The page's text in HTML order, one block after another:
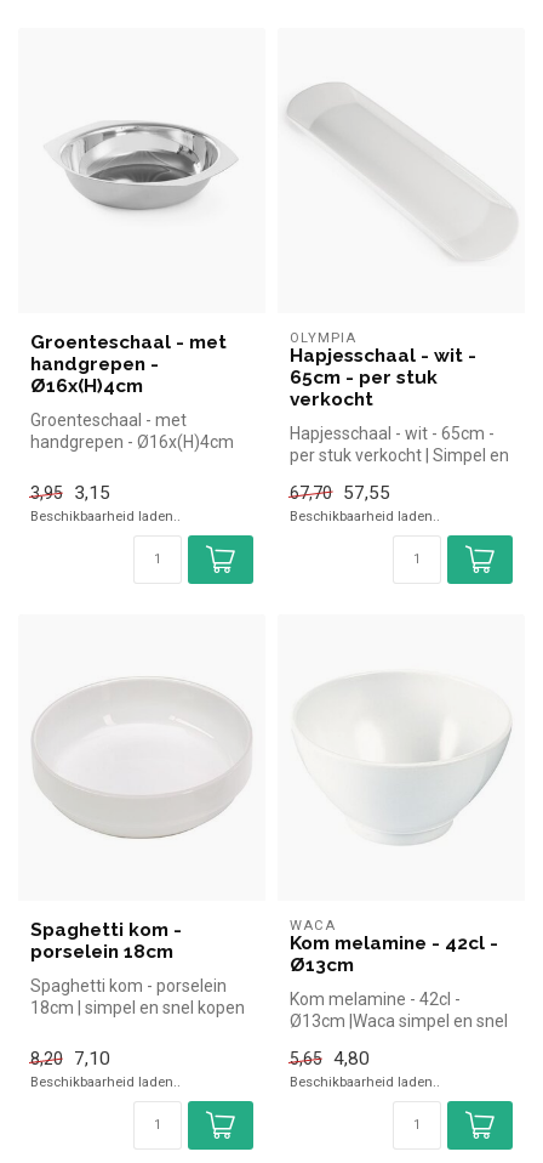
Groenteschaal - met
handgrepen -
Ø16x(H)4cm
Groenteschaal - met
handgrepen - Ø16x(H)4cm
voor in ...
3,95 3,15
Beschikbaarheid laden..
OLYMPIA
Hapjesschaal - wit -
65cm - per stuk
verkocht
Hapjesschaal - wit - 65cm -
per stuk verkocht | Simpel en
67,70
57,55
Beschikbaarheid laden..
Spaghetti kom -
porselein 18cm
Spaghetti kom - porselein
18cm | simpel en snel kopen
8,20
7,10
Beschikbaarheid laden..
WACA
Kom melamine - 42cl -
Ø13cm
Kom melamine - 42cl -
Ø13cm |Waca simpel en snel
Overzi...
5,65 4,80
Beschikbaarheid laden..